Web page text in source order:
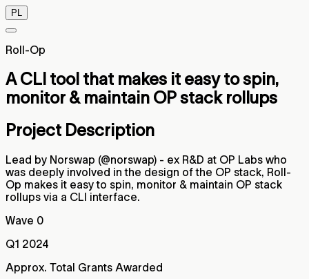
PL
Roll-Op
A CLI tool that makes it easy to spin,
monitor & maintain OP stack rollups
Project Description
Lead by Norswap (@norswap) - ex R&D at OP Labs who
was deeply involved in the design of the OP stack, Roll-
Op makes it easy to spin, monitor & maintain OP stack
rollups via a CLI interface.
Wave 0
Q1 2024
Approx. Total Grants Awarded